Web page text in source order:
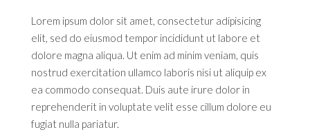
Lorem ipsum dolor sit amet, consectetur adipisicing
elit, sed do eiusmod tempor incididunt ut labore et
dolore magna aliqua. Ut enim ad minim veniam, quis
nostrud exercitation ullamco laboris nisi ut aliquip ex
ea commodo consequat. Duis aute irure dolor in
reprehenderit in voluptate velit esse cillum dolore eu
fugiat nulla pariatur.